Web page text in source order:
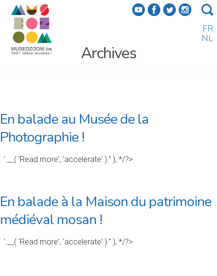
f a b e
FR
NL
Archives
En balade au Musée de la
Photographie !
'.__( 'Read more', 'accelerate' ).'' ); */?>
En balade à la Maison du patrimoine
médiéval mosan !
'.__( 'Read more', 'accelerate' ).'' ); */?>